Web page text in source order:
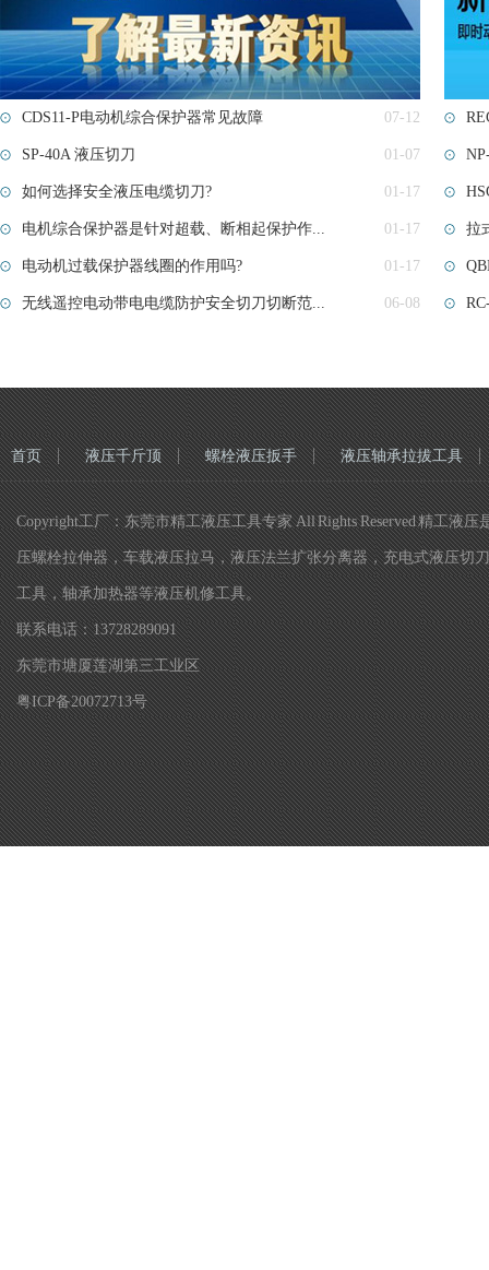
CDS11-P电动机综合保护器常见故障 07-12
SP-40A 液压切刀 01-07
如何选择安全液压电缆切刀? 01-17
电机综合保护器是针对超载、断相起保护作... 01-17
电动机过载保护器线圈的作用吗? 01-17
无线遥控电动带电电缆防护安全切刀切断范... 06-08
拉
首页 液压千斤顶 螺栓液压扳手 液压轴承拉拔工具
Copyright工厂：东莞市精工液压工具专家 All Rights Reserved 精工
压螺栓拉伸器，车载液压拉马，液压法兰扩张分离器，充电式液压切
工具，轴承加热器等液压机修工具。
联系电话：13728289091
东莞市塘厦莲湖第三工业区
粤ICP备20072713号